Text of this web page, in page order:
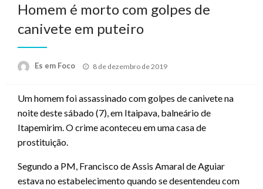
Homem é morto com golpes de
canivete em puteiro
Es em Foco
Posted
8 de dezembro de 2019
Um homem foi assassinado com golpes de canivete na
noite deste sábado (7), em Itaipava, balneário de
Itapemirim. O crime aconteceu em uma casa de
prostituição.
Segundo a PM, Francisco de Assis Amaral de Aguiar
estava no estabelecimento quando se desentendeu com